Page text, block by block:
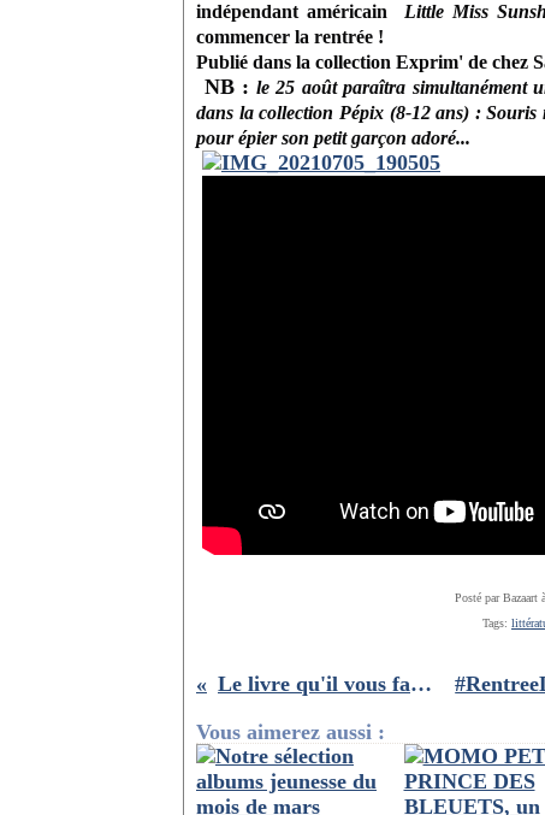
indépendant américain
Little Miss
commencer la rentrée !
Publié dans la collection Exprim' de chez
NB : le 25 août paraîtra simultanément
dans la collection Pépix (8-12 ans) :Souris
pour épier son petit garçon adoré...
Posté par Bazaart
Tags:
Le livre qu'il vous faut pour réussir vos peintures
Vous aimerez aussi :